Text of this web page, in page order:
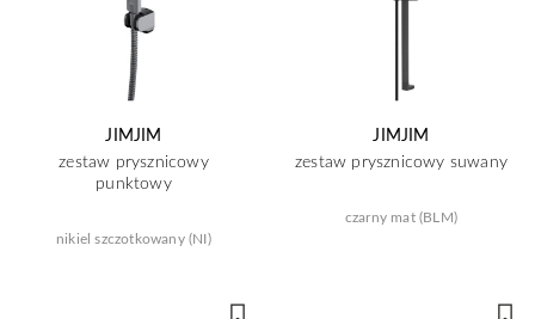
JIMJIM
zestaw prysznicowy
punktowy
nikiel szczotkowany (NI)
JIMJIM
zestaw prysznicowy suwany
czarny mat (BLM)